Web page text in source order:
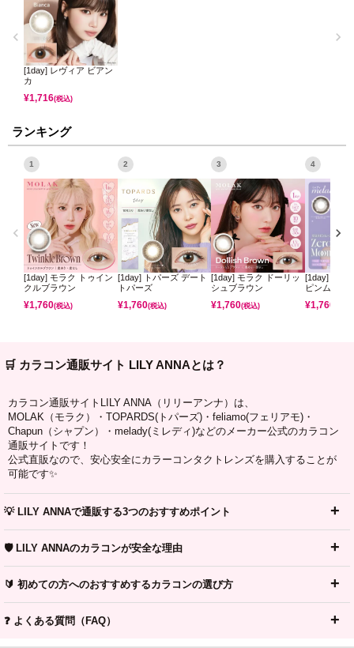
[1day] レヴィア ビアン
カ
¥1,716(税込)
ランキング
1
[1day] モラク トゥイン
クルブラウン
¥1,760(税込)
2
[1day] トパーズ デート
トパーズ
¥1,760(税込)
3
[1day] モラク ドーリッ
シュブラウン
¥1,760(税込)
4
[1day] ミレ
ピンムーン
¥1,760
🛒 カラコン通販サイト LILY ANNAとは？
カラコン通販サイトLILY ANNA（リリーアンナ）は、
MOLAK（モラク）・TOPARDS(トパーズ)・feliamo(フェリアモ)・
Chapun（シャプン）・melady(ミレディ)などのメーカー公式のカラコン
通販サイトです！
公式直販なので、安心安全にカラーコンタクトレンズを購入することが
可能です✨
💡 LILY ANNAで通販する3つのおすすめポイント
🛡️ LILY ANNAのカラコンが安全な理由
🔰 初めての方へのおすすめするカラコンの選び方
❓ よくある質問（FAQ）